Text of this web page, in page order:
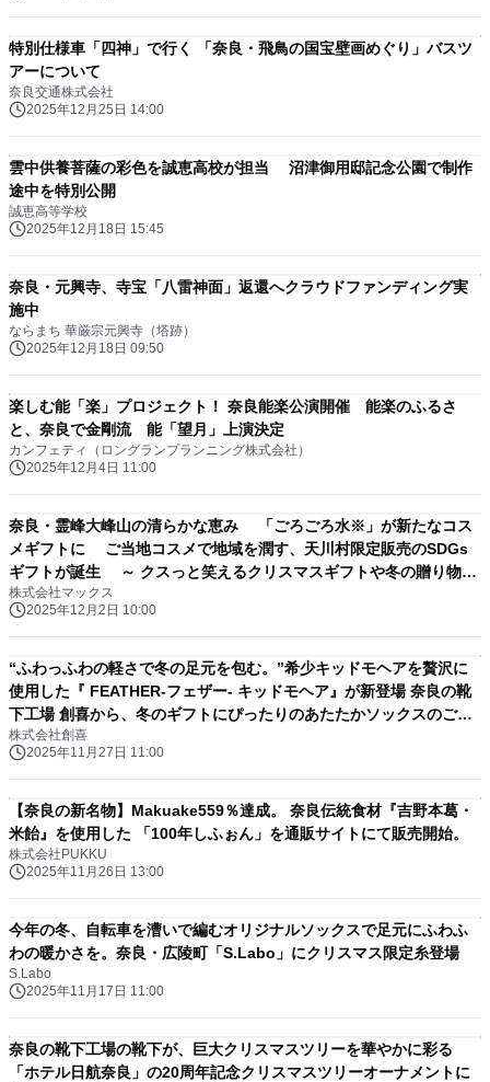
特別仕様車「四神」で行く 「奈良・飛鳥の国宝壁画めぐり」バスツ
アーについて
奈良交通株式会社
2025年12月25日 14:00
雲中供養菩薩の彩色を誠恵高校が担当 沼津御用邸記念公園で制作
途中を特別公開
誠恵高等学校
2025年12月18日 15:45
奈良・元興寺、寺宝「八雷神面」返還へクラウドファンディング実
施中
ならまち 華厳宗元興寺（塔跡）
2025年12月18日 09:50
楽しむ能「楽」プロジェクト！ 奈良能楽公演開催 能楽のふるさ
と、奈良で金剛流 能「望月」上演決定
カンフェティ（ロングランプランニング株式会社）
2025年12月4日 11:00
奈良・霊峰大峰山の清らかな恵み 「ごろごろ水※」が新たなコス
メギフトに ご当地コスメで地域を潤す、天川村限定販売のSDGs
ギフトが誕生 ～ クスっと笑えるクリスマスギフトや冬の贈り物に
も ～
株式会社マックス
2025年12月2日 10:00
“ふわっふわの軽さで冬の足元を包む。”希少キッドモヘアを贅沢に
使用した『 FEATHER-フェザー- キッドモヘア』が新登場 奈良の靴
下工場 創喜から、冬のギフトにぴったりのあたたかソックスのご提
案。
株式会社創喜
2025年11月27日 11:00
【奈良の新名物】Makuake559％達成。 奈良伝統食材『吉野本葛・
米飴』を使用した 「100年しふぉん」を通販サイトにて販売開始。
株式会社PUKKU
2025年11月26日 13:00
今年の冬、自転車を漕いで編むオリジナルソックスで足元にふわふ
わの暖かさを。奈良・広陵町「S.Labo」にクリスマス限定糸登場
S.Labo
2025年11月17日 11:00
奈良の靴下工場の靴下が、巨大クリスマスツリーを華やかに彩る
「ホテル日航奈良」の20周年記念クリスマスツリーオーナメントに